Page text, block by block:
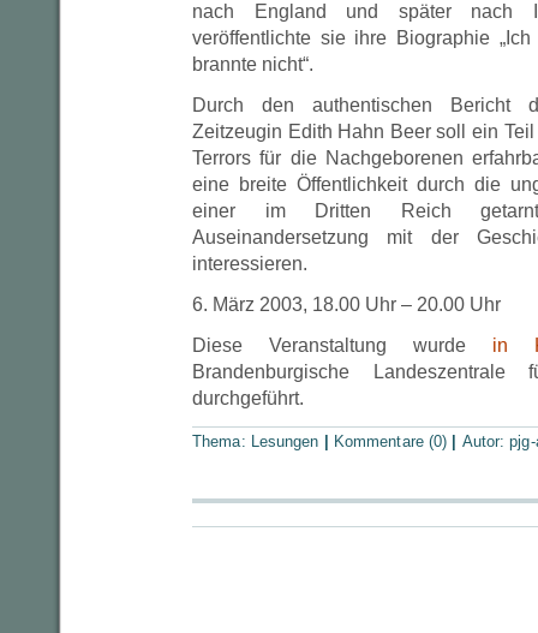
nach England und später nach
veröffentlichte sie ihre Biographie
brannte nicht“.
Durch den authentischen Bericht
Zeitzeugin Edith Hahn Beer soll ein
Terrors für die Nachgeborenen
eine breite Öffentlichkeit durch die
einer im Dritten Reich
Auseinandersetzung mit der
interessieren.
6. März 2003, 18.00 Uhr – 20.00 Uhr
Diese Veranstaltung wurde in
Brandenburgische
durchgeführt.
Thema: Lesungen Kommentare (0) Autor: